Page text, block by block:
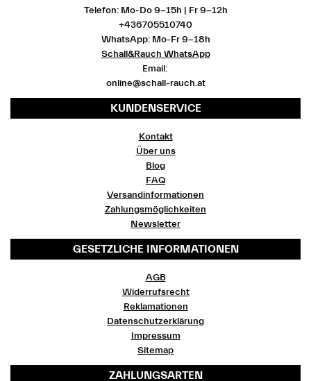
Telefon: Mo-Do 9-15h | Fr 9-12h
+436705510740
WhatsApp: Mo-Fr 9-18h
Schall&Rauch WhatsApp
Email:
online@schall-rauch.at
KUNDENSERVICE
Kontakt
Über uns
Blog
FAQ
Versandinformationen
Zahlungsmöglichkeiten
Newsletter
GESETZLICHE INFORMATIONEN
AGB
Widerrufsrecht
Reklamationen
Datenschutzerklärung
Impressum
Sitemap
ZAHLUNGSARTEN